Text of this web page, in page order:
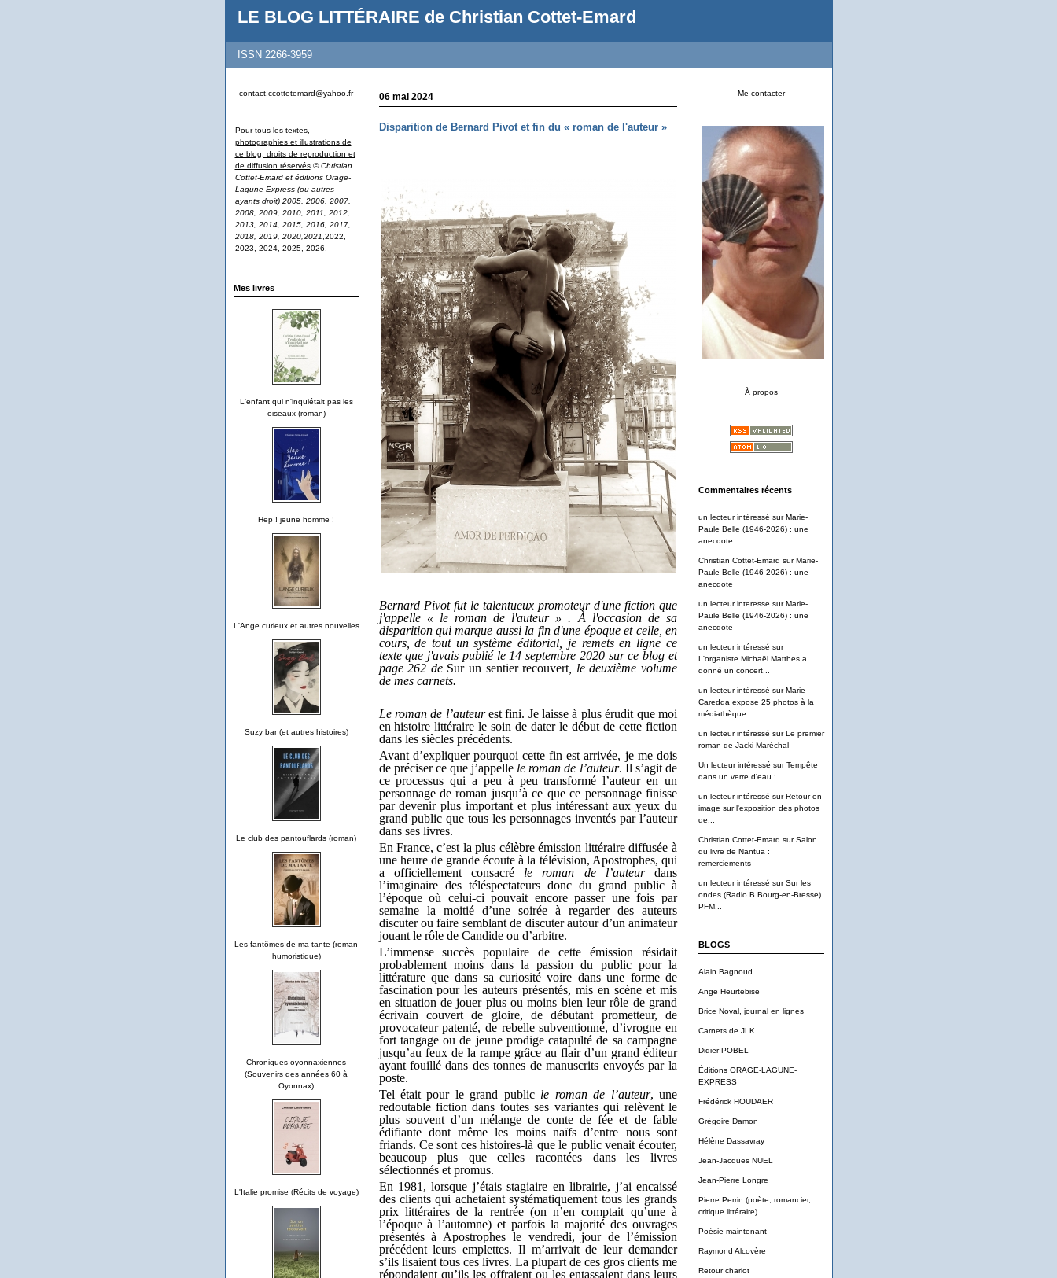
LE BLOG LITTÉRAIRE de Christian Cottet-Emard
ISSN 2266-3959
contact.ccottetemard@yahoo.fr
Pour tous les textes,
photographies et illustrations de
ce blog, droits de reproduction et
de diffusion réservés © Christian
Cottet-Emard et éditions Orage-
Lagune-Express (ou autres
ayants droit) 2005, 2006, 2007,
2008, 2009, 2010, 2011, 2012,
2013, 2014, 2015, 2016, 2017,
2018, 2019, 2020,2021 ,2022,
2023, 2024, 2025, 2026.
Mes livres
L'enfant qui n'inquiétait pas les
oiseaux (roman)
Hep ! jeune homme !
L'Ange curieux et autres nouvelles
Suzy bar (et autres histoires)
Le club des pantouflards (roman)
Les fantômes de ma tante (roman
humoristique)
Chroniques oyonnaxiennes
(Souvenirs des années 60 à
Oyonnax)
L'Italie promise (Récits de voyage)
Me contacter
À propos
Commentaires récents
un lecteur intéressé surMarie-
Paule Belle (1946-2026) : une
anecdote
Christian Cottet-Emard surMarie-
Paule Belle (1946-2026) : une
anecdote
un lecteur interesse surMarie-
Paule Belle (1946-2026) : une
anecdote
un lecteur intéressé sur
L'organiste Michaël Matthes a
donné un concert...
un lecteur intéressé surMarie
Caredda expose 25 photos à la
médiathèque...
un lecteur intéressé surLe premier
roman de Jacki Maréchal
Un lecteur intéressé surTempête
dans un verre d'eau :
un lecteur intéressé surRetour en
image sur l'exposition des photos
de...
Christian Cottet-Emard surSalon
du livre de Nantua :
remerciements
un lecteur intéressé surSur les
ondes (Radio B Bourg-en-Bresse)
PFM...
BLOGS
Alain Bagnoud
Ange Heurtebise
Brice Noval, journal en lignes
Carnets de JLK
Didier POBEL
Éditions ORAGE-LAGUNE-
EXPRESS
Frédérick HOUDAER
Grégoire Damon
Hélène Dassavray
Jean-Jacques NUEL
Jean-Pierre Longre
Pierre Perrin (poète, romancier,
critique littéraire)
Poésie maintenant
Raymond Alcovère
Retour chariot
06 mai 2024
Disparition de Bernard Pivot et fin du « roman de l'auteur »
Bernard Pivot fut le talentueux promoteur d'une fiction que
j'appelle « le roman de l'auteur » . À l'occasion de sa
disparition qui marque aussi la fin d'une époque et celle, en
cours, de tout un système éditorial, je remets en ligne ce
texte que j'avais publié le 14 septembre 2020 sur ce blog et
page 262 de Sur un sentier recouvert , le deuxième volume
de mes carnets.
Le roman de l’auteurest fini. Je laisse à plus érudit que moi
en histoire littéraire le soin de dater le début de cette fiction
dans les siècles précédents.
Avant d’expliquer pourquoi cette fin est arrivée, je me dois
de préciser ce que j’appelle le roman de l’auteur. Il s’agit de
ce processus qui a peu à peu transformé l’auteur en un
personnage de roman jusqu’à ce que ce personnage finisse
par devenir plus important et plus intéressant aux yeux du
grand public que tous les personnages inventés par l’auteur
dans ses livres.
En France, c’est la plus célèbre émission littéraire diffusée à
une heure de grande écoute à la télévision, Apostrophes, qui
a officiellement consacré le roman de l’auteurdans
l’imaginaire des téléspectateurs donc du grand public à
l’époque où celui-ci pouvait encore passer une fois par
semaine la moitié d’une soirée à regarder des auteurs
discuter ou faire semblant de discuter autour d’un animateur
jouant le rôle de Candide ou d’arbitre.
L’immense succès populaire de cette émission résidait
probablement moins dans la passion du public pour la
littérature que dans sa curiosité voire dans une forme de
fascination pour les auteurs présentés, mis en scène et mis
en situation de jouer plus ou moins bien leur rôle de grand
écrivain couvert de gloire, de débutant prometteur, de
provocateur patenté, de rebelle subventionné, d’ivrogne en
fort tangage ou de jeune prodige catapulté de sa campagne
jusqu’au feux de la rampe grâce au flair d’un grand éditeur
ayant fouillé dans des tonnes de manuscrits envoyés par la
poste.
Tel était pour le grand public le roman de l’auteur, une
redoutable fiction dans toutes ses variantes qui relèvent le
plus souvent d’un mélange de conte de fée et de fable
édifiante dont même les moins naïfs d’entre nous sont
friands. Ce sont ces histoires-là que le public venait écouter,
beaucoup plus que celles racontées dans les livres
sélectionnés et promus.
En 1981, lorsque j’étais stagiaire en librairie, j’ai encaissé
des clients qui achetaient systématiquement tous les grands
prix littéraires de la rentrée (on n’en comptait qu’une à
l’époque à l’automne) et parfois la majorité des ouvrages
présentés à Apostrophes le vendredi, jour de l’émission
précédent leurs emplettes. Il m’arrivait de leur demander
s’ils lisaient tous ces livres. La plupart de ces gros clients me
répondaient qu’ils les offraient ou les entassaient dans leurs